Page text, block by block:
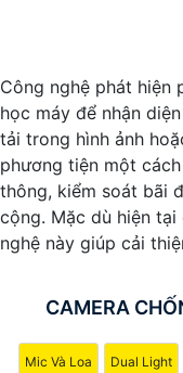
năng này giúp nâng
Công nghệ phát hiện
học máy để nhận
tải trong hình ảnh
phương tiện một
thông, kiểm soát bãi
cộng. Mặc dù hiện
nghệ này giúp cải
CAMERA
Mic Và Loa Dual Light